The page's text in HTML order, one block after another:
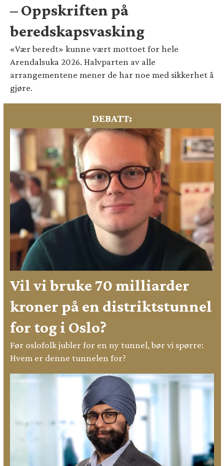
– Oppskriften på
beredskapsvasking
«Vær beredt» kunne vært mottoet for hele
Arendalsuka 2026. Halvparten av alle
arrangementene mener de har noe med sikkerhet å
gjøre.
DEBATT:
Vil vi bruke 70 milliarder
kroner på en distriktstunnel
for tog i Oslo?
Før oslofolk jubler for en ny tunnel, bør vi spørre:
Hvem er denne tunnelen for?